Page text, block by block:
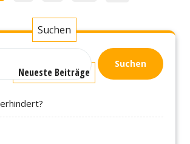
Beiträge
Suchen
Suchen
Neueste Beiträge